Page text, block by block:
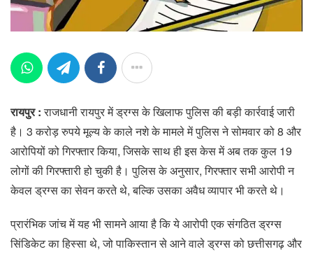
रायपुर :राजधानी रायपुर में ड्रग्स के खिलाफ पुलिस की बड़ी कार्रवाई जारी
है। 3 करोड़ रुपये मूल्य के काले नशे के मामले में पुलिस ने सोमवार को 8 और
आरोपियों को गिरफ्तार किया, जिसके साथ ही इस केस में अब तक कुल 19
लोगों की गिरफ्तारी हो चुकी है। पुलिस के अनुसार, गिरफ्तार सभी आरोपी न
केवल ड्रग्स का सेवन करते थे, बल्कि उसका अवैध व्यापार भी करते थे।
प्रारंभिक जांच में यह भी सामने आया है कि ये आरोपी एक संगठित ड्रग्स
सिंडिकेट का हिस्सा थे, जो पाकिस्तान से आने वाले ड्रग्स को छत्तीसगढ़ और